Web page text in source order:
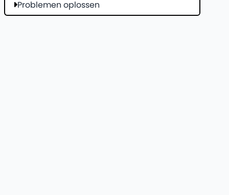
Problemen oplossen